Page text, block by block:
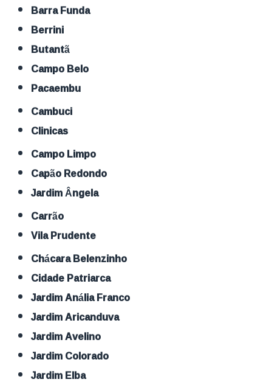
Barra Funda
Berrini
Butantã
Campo Belo
Pacaembu
Cambuci
Clinicas
Campo Limpo
Capão Redondo
Jardim Ângela
Carrão
Vila Prudente
Chácara Belenzinho
Cidade Patriarca
Jardim Anália Franco
Jardim Aricanduva
Jardim Avelino
Jardim Colorado
Jardim Elba